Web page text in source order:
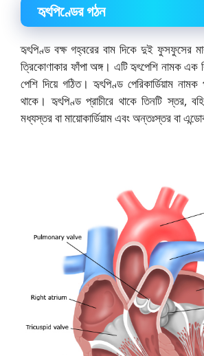
হৃৎপিণ্ডের গঠন
হৃৎপিণ্ড বক্ষ গহ্বরের বাম দিকে দুই ফুসফুসের
ত্রিকোণাকার ফাঁপা অঙ্গ। এটি হৃৎপেশি নামক এক
পেশি দিয়ে গঠিত। হৃৎপিণ্ড পেরিকার্ডিয়াম
থাকে। হৃৎপিণ্ড প্রাচীরে থাকে তিনটি স্তর,
মধ্যস্তর বা মায়োকার্ডিয়াম এবং অন্তঃস্তর বা